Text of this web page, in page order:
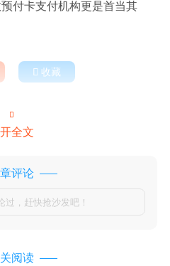
付卡支付机构更是首当其
 收藏

全文
评论
过，赶快抢沙发吧！
阅读